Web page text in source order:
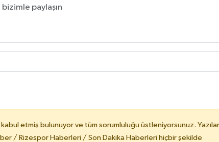
kabul etmiş bulunuyor ve tüm sorumluluğu üstleniyorsunuz.
/ Rizespor Haberleri / Son Dakika Haberleri hiçbir şekilde